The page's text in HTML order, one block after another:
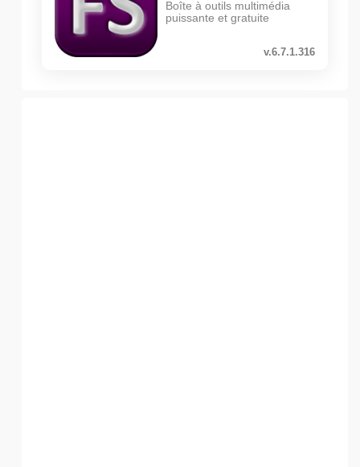
Boîte à outils multimédia
puissante et gratuite
v.6.7.1.316